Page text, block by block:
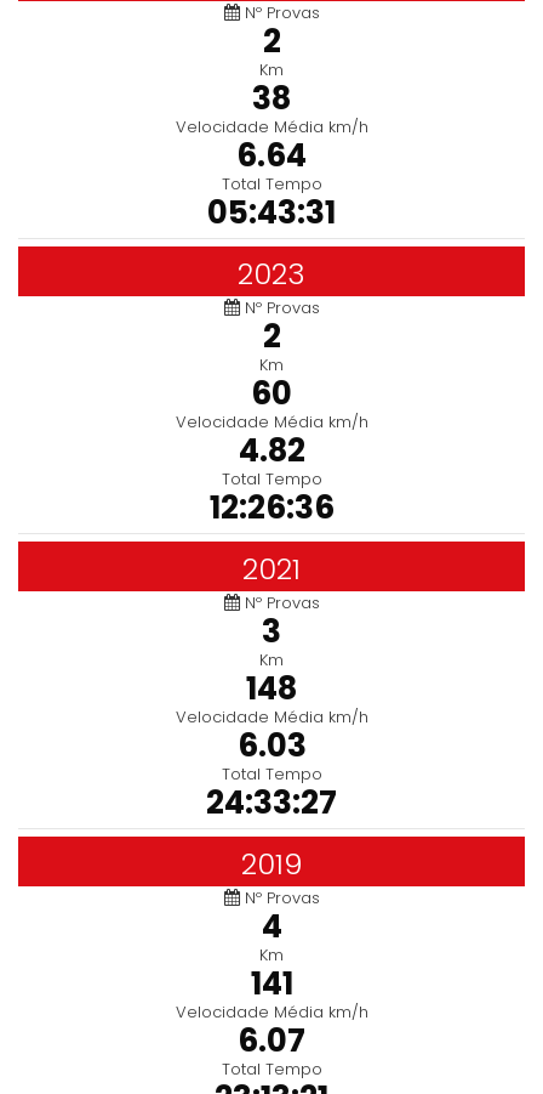
Nº Provas
2
Km
38
Velocidade Média km/h
6.64
Total Tempo
05:43:31
2023
Nº Provas
2
Km
60
Velocidade Média km/h
4.82
Total Tempo
12:26:36
2021
Nº Provas
3
Km
148
Velocidade Média km/h
6.03
Total Tempo
24:33:27
2019
Nº Provas
4
Km
141
Velocidade Média km/h
6.07
Total Tempo